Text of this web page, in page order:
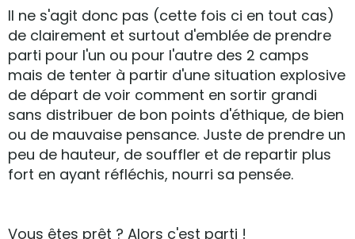
Il ne s'agit donc pas (cette fois ci en tout cas)
de clairement et surtout d'emblée de prendre
parti pour l'un ou pour l'autre des 2 camps
mais de tenter à partir d'une situation explosive
de départ de voir comment en sortir grandi
sans distribuer de bon points d'éthique, de bien
ou de mauvaise pensance. Juste de prendre un
peu de hauteur, de souffler et de repartir plus
fort en ayant réfléchis, nourri sa pensée.
Vous êtes prêt ? Alors c'est parti !